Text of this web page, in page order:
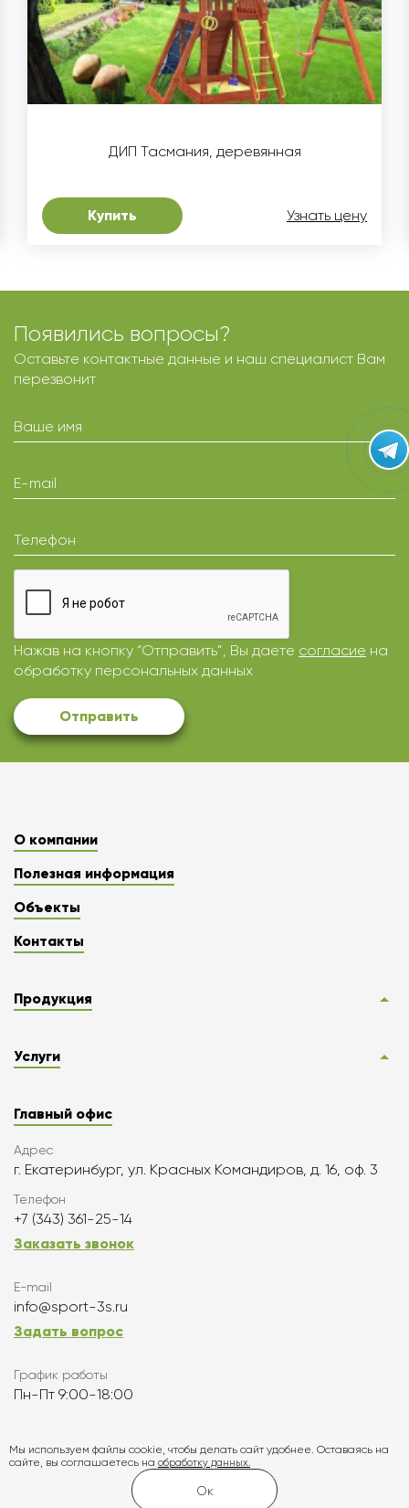
ДИП Тасмания, деревянная
Купить Узнать цену
Появились вопросы?
Оставьте контактные данные и наш специалист Вам
перезвонит
Ваше имя
E-mail
Телефон
Нажав на кнопку “Отправить”, Вы даете согласие на
обработку персональных данных
Отправить
О компании
Полезная информация
Объекты
Контакты
Продукция
Услуги
Главный офис
Адрес
г. Екатеринбург, ул. Красных Командиров, д. 16, оф. 3
Телефон
+7 (343) 361-25-14
Заказать звонок
E-mail
info@sport-3s.ru
Задать вопрос
График работы
Пн-Пт 9:00-18:00
Подписаться
Создание и продвижение сайта
Мы используем файлы cookie, чтобы делать сайт удобнее. Оставаясь на
сайте, вы соглашаетесь на обработку данных.
Ок